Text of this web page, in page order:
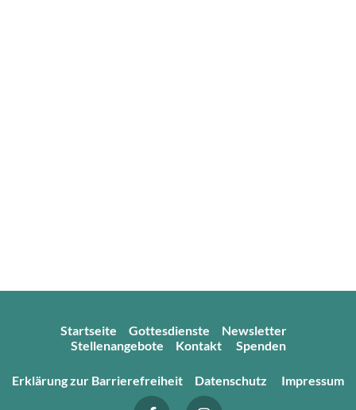
Startseite Gottesdienste
Newsletter
Stellenangebote
Kontakt Spenden
Erklärung zur Barrierefreiheit Datenschutz Impressum